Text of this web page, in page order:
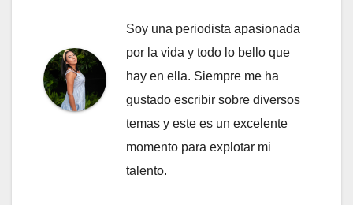
Soy una periodista apasionada
por la vida y todo lo bello que
hay en ella. Siempre me ha
gustado escribir sobre diversos
temas y este es un excelente
momento para explotar mi
talento.